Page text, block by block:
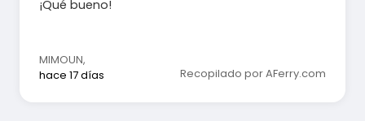
¡Qué bueno!
MIMOUN,
hace 17 días
Recopilado por AFerry.com